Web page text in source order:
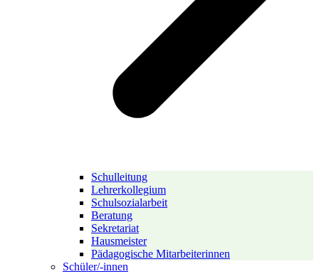
Schulleitung
Lehrerkollegium
Schulsozialarbeit
Beratung
Sekretariat
Hausmeister
Pädagogische Mitarbeiterinnen
Schüler/-innen